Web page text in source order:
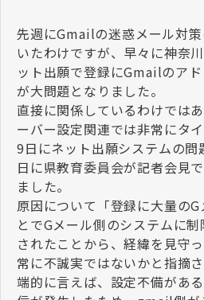
先週にGmailの迷惑メール対
いたわけですが、早々に神奈
ット出願で登録にGmailのア
が大問題となりました。
直接に関係しているわけでは
ーバー設定関連では非常にタ
9日にネット出願システムの
日に県教育委員会が記者会見
ました。
原因について「登録に大量の
とでGメール側のシステムに
されたことから、経緯を見守
常に不誠実ではないかと指摘さ
端的に言えば、設定不備があ